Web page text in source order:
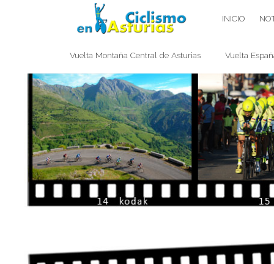
CICLISMO EN ASTURIAS INICIO
Vuelta Montaña Central de Asturias Vuelta